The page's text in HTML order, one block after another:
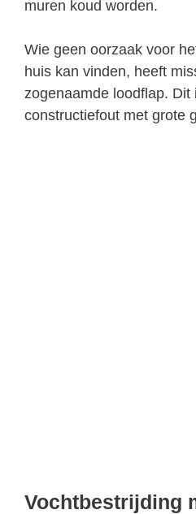
muren koud worden.
Wie geen oorzaak voor
huis kan vinden, heeft
zogenaamde loodflap. Dit
constructiefout met grote
Vochtbestrijding